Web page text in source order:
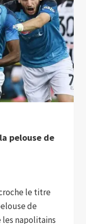
pelouse de
le titre
de
les napolitains